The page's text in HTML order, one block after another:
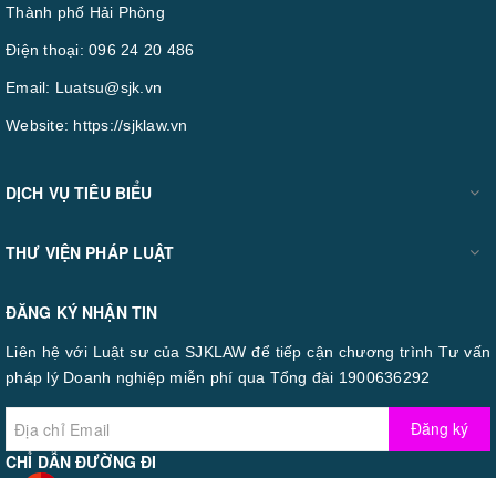
Thành phố Hải Phòng
Điện thoại: 096 24 20 486
Email: Luatsu@sjk.vn
Website: https://sjklaw.vn
DỊCH VỤ TIÊU BIỂU
THƯ VIỆN PHÁP LUẬT
ĐĂNG KÝ NHẬN TIN
Liên hệ với Luật sư của SJKLAW để tiếp cận chương trình Tư vấn
pháp lý Doanh nghiệp miễn phí qua Tổng đài 1900636292
Đăng ký
CHỈ DẪN ĐƯỜNG ĐI